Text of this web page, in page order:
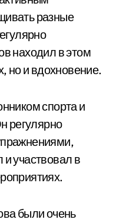
разные
находил в этом
но и вдохновение.
спорта и
регулярно
участвовал в
были очень